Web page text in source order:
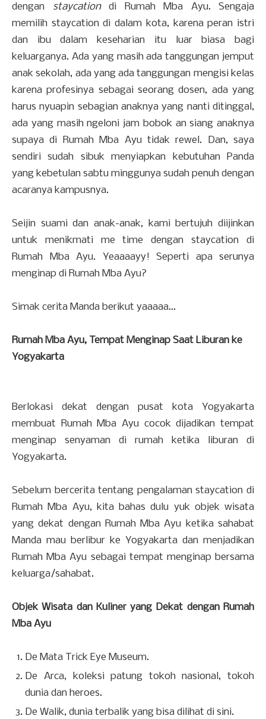
dengan staycationdi Rumah Mba Ayu. Sengaja
memilih staycation di dalam kota, karena peran istri
dan ibu dalam keseharian itu luar biasa bagi
keluarganya. Ada yang masih ada tanggungan jemput
anak sekolah, ada yang ada tanggungan mengisi kelas
karena profesinya sebagai seorang dosen, ada yang
harus nyuapin sebagian anaknya yang nanti ditinggal,
ada yang masih ngeloni jam bobok an siang anaknya
supaya di Rumah Mba Ayu tidak rewel. Dan, saya
sendiri sudah sibuk menyiapkan kebutuhan Panda
yang kebetulan sabtu minggunya sudah penuh dengan
acaranya kampusnya.
Seijin suami dan anak-anak, kami bertujuh diijinkan
untuk menikmati me time dengan staycation di
Rumah Mba Ayu. Yeaaaayy! Seperti apa serunya
menginap di Rumah Mba Ayu?
Simak cerita Manda berikut yaaaaa...
Rumah Mba Ayu, Tempat Menginap Saat Liburan ke
Yogyakarta
Berlokasi dekat dengan pusat kota Yogyakarta
membuat Rumah Mba Ayu cocok dijadikan tempat
menginap senyaman di rumah ketika liburan di
Yogyakarta.
Sebelum bercerita tentang pengalaman staycation di
Rumah Mba Ayu, kita bahas dulu yuk objek wisata
yang dekat dengan Rumah Mba Ayu ketika sahabat
Manda mau berlibur ke Yogyakarta dan menjadikan
Rumah Mba Ayu sebagai tempat menginap bersama
keluarga/sahabat.
Objek Wisata dan Kuliner yang Dekat dengan Rumah
Mba Ayu
De Mata Trick Eye Museum.
De Arca, koleksi patung tokoh nasional, tokoh
dunia dan heroes.
De Walik, dunia terbalik yang bisa dilihat di sini.